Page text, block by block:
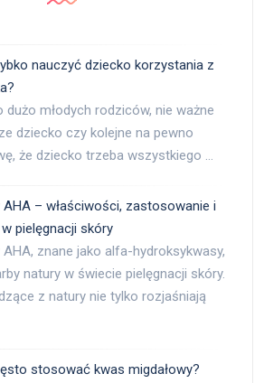
nauczyć dziecko korzystania z
dużo młodych rodziców, nie ważne
dziecko czy kolejne na pewno
że dziecko trzeba wszystkiego …
AHA – właściwości, zastosowanie i
pielęgnacji skóry
AHA, znane jako alfa-hydroksykwasy,
natury w świecie pielęgnacji skóry.
z natury nie tylko rozjaśniają
stosować kwas migdałowy?